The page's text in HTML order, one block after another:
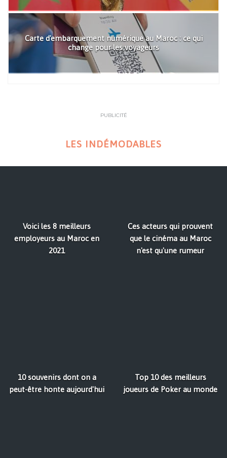
Carte d'embarquement numérique au Maroc : ce qui
change pour les voyageurs
PUBLICITÉ
LES INDÉMODABLES
Voici les 8 meilleurs
employeurs au Maroc en
2021
Ces acteurs qui prouvent
que le cinéma au Maroc
n'est qu'une rumeur
10 souvenirs dont on a
peut-être honte aujourd'hui
Top 10 des meilleurs
joueurs de Poker au monde